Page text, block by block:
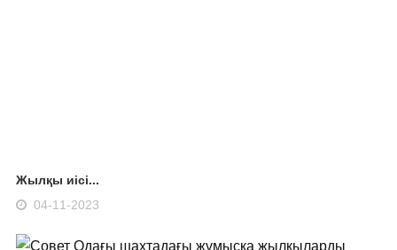
Жылқы иісі...
04-11-2023